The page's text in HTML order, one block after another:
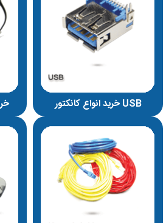
خرید انواع کانکتور USB